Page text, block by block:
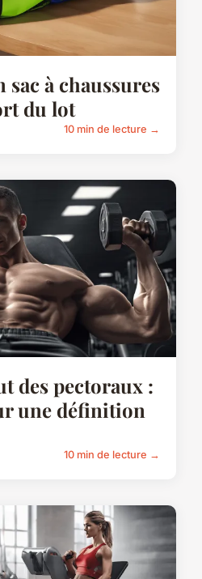
sac à chaussures
du lot
10 min de lecture →
des pectoraux :
une définition
10 min de lecture →